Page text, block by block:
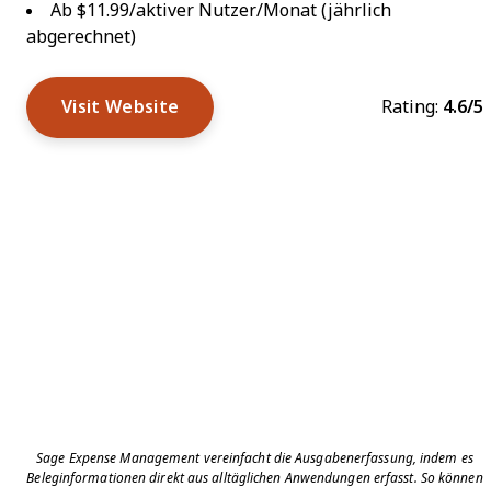
Ab $11.99/aktiver Nutzer/Monat (jährlich
abgerechnet)
Visit Website Rating: 4.6/5
Sage Expense Management vereinfacht die Ausgabenerfassung, indem es
Beleginformationen direkt aus alltäglichen Anwendungen erfasst. So können